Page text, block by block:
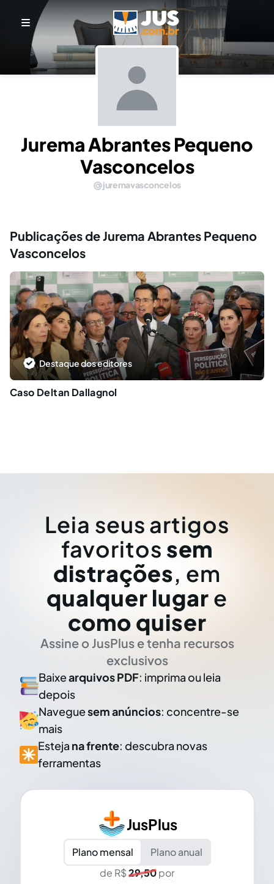
Jurema Abrantes Pequeno
Vasconcelos
juremavasconcelos
Publicações de Jurema Abrantes Pequeno
Vasconcelos
Destaque dos editores
Caso Deltan Dallagnol
Leia seus artigos
favoritos sem
distrações, em
qualquer lugar e
como quiser
Assine o JusPlus e tenha recursos
exclusivos
Baixearquivos PDF: imprima ou leia
depois
Naveguesem anúncios: concentre-se
mais
Esteja na frente: descubra novas
ferramentas
JusPlus
Plano mensal
Plano anual
de R$29,50por